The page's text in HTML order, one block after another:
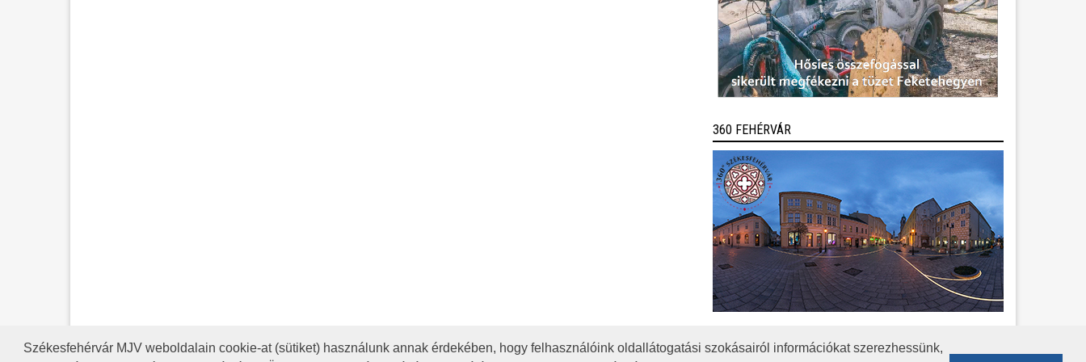
Székesfehérvár MJV weboldalain cookie-at (sütiket) használunk annak érdekében, hogy felhasználóink oldallátogatási szokásairól információkat szerezhessünk,
360 FEHÉRVÁR
RSS A HONLAP 2017.03.31-I ÁLLAPOTA JOGI NYILATKOZAT IMPRESSZUM MÉDIAAJÁNLAT KÖZÉRDEKŰ ADATOK ADATVÉDELEM